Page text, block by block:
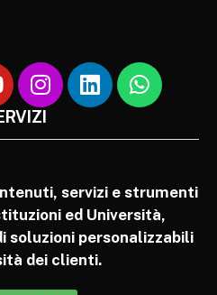
servizi e strumenti
ed Università,
soluzioni personalizzabili
dei clienti.